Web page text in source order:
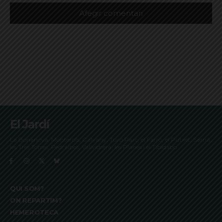
El Jardí
La Bonanova, Monterols, Galvany, Turó Parc, el Farró, el Putxet, Sarrià,
les Tres Torres, Pedralbes, Vallvidrera, les Planes i el Tibidabo
QUI SOM?
ON REPARTIM?
HEMEROTECA